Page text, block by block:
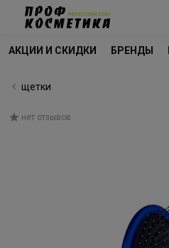
АКЦИИ И СКИДКИ БРЕНДЫ
щетки
нет отзывов